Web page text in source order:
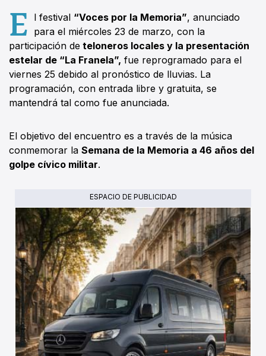
E l festival “Voces por la Memoria”, anunciado
para el miércoles 23 de marzo, con la
participación de teloneros locales y la presentación
estelar de “La Franela”, fue reprogramado para el
viernes 25 debido al pronóstico de lluvias. La
programación, con entrada libre y gratuita, se
mantendrá tal como fue anunciada.
El objetivo del encuentro es a través de la música
conmemorar la Semana de la Memoria a 46 años del
golpe cívico militar.
ESPACIO DE PUBLICIDAD